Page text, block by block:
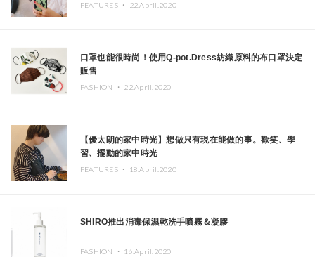
FEATURES ・ 22.April.2020
口罩也能很時尚！使用Q-pot.Dress紡織原料的布口罩決定
販售
FASHION ・ 22.April.2020
【優太朗的家中時光】想做只有現在能做的事。歡笑、學
習、擺動的家中時光
FEATURES ・ 18.April.2020
SHIRO推出消毒保濕乾洗手噴霧＆凝膠
FASHION ・ 16.April.2020